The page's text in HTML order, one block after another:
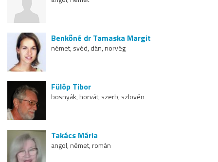
Benkőné dr Tamaska Margit
német, svéd, dán, norvég
Fülöp Tibor
bosnyák, horvát, szerb, szlovén
Takács Mária
angol, német, román